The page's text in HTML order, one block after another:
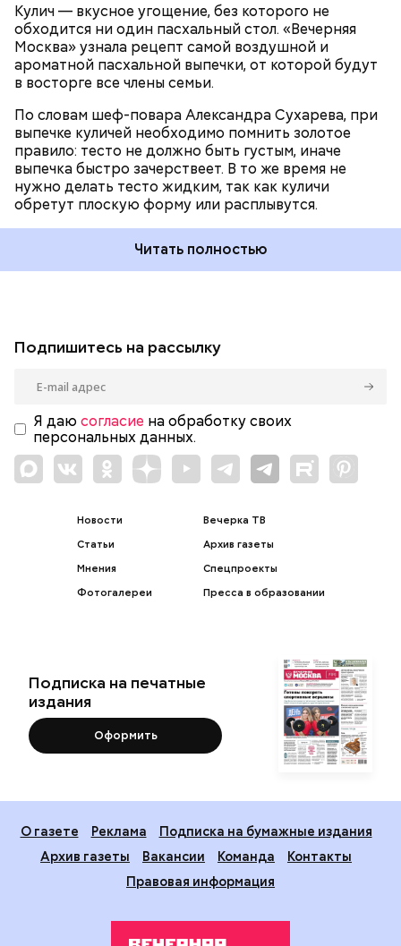
Кулич — вкусное угощение, без которого не
обходится ни один пасхальный стол. «Вечерняя
Москва» узнала рецепт самой воздушной и
ароматной пасхальной выпечки, от которой будут
в восторге все члены семьи.
По словам шеф-повара Александра Сухарева, при
выпечке куличей необходимо помнить золотое
правило: тесто не должно быть густым, иначе
выпечка быстро зачерствеет. В то же время не
нужно делать тесто жидким, так как куличи
обретут плоскую форму или расплывутся.
Читать полностью
Подпишитесь на рассылку
Я даю согласие на обработку своих
персональных данных.
Новости
Статьи
Мнения
Фотогалереи
Вечерка ТВ
Архив газеты
Спецпроекты
Пресса в образовании
Подписка на печатные
издания
Оформить
О газете Реклама
Подписка на бумажные издания
Архив газеты
Вакансии Команда
Контакты
Правовая информация